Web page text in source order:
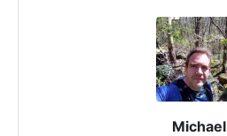
Michael